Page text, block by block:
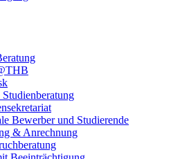
Bewerber und Studierende
& Anrechnung